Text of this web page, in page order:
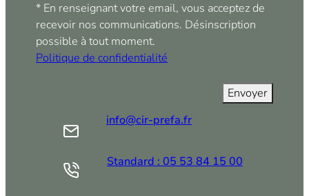
* En renseignant votre email, vous acceptez de
recevoir nos communications. Désinscription
possible à tout moment.
Politique de confidentialité
info@cir-prefa.fr
Standard : 05 53 84 15 00